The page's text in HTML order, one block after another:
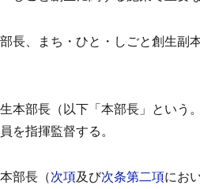
長、まち・ひと・しごと創生副
本部長（以下「本部長」という
を指揮監督する。
部長（次項及び次条第二項にお